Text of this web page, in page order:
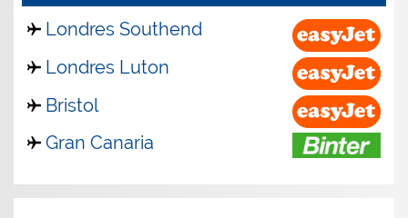
Londres Southend
Londres Luton
Bristol
Gran Canaria